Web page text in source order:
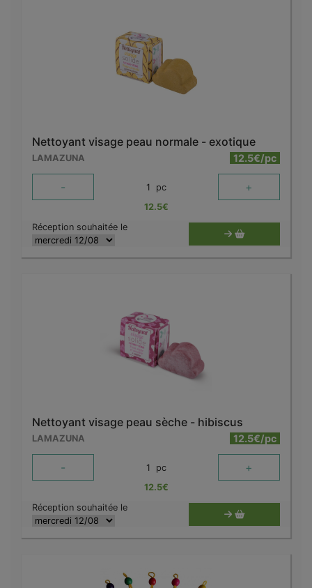
Nettoyant visage peau normale - exotique
LAMAZUNA 12.5€/pc
- 1 pc +
12.5€
Réception souhaitée le
Nettoyant visage peau sèche - hibiscus
LAMAZUNA 12.5€/pc
- 1 pc +
12.5€
Réception souhaitée le